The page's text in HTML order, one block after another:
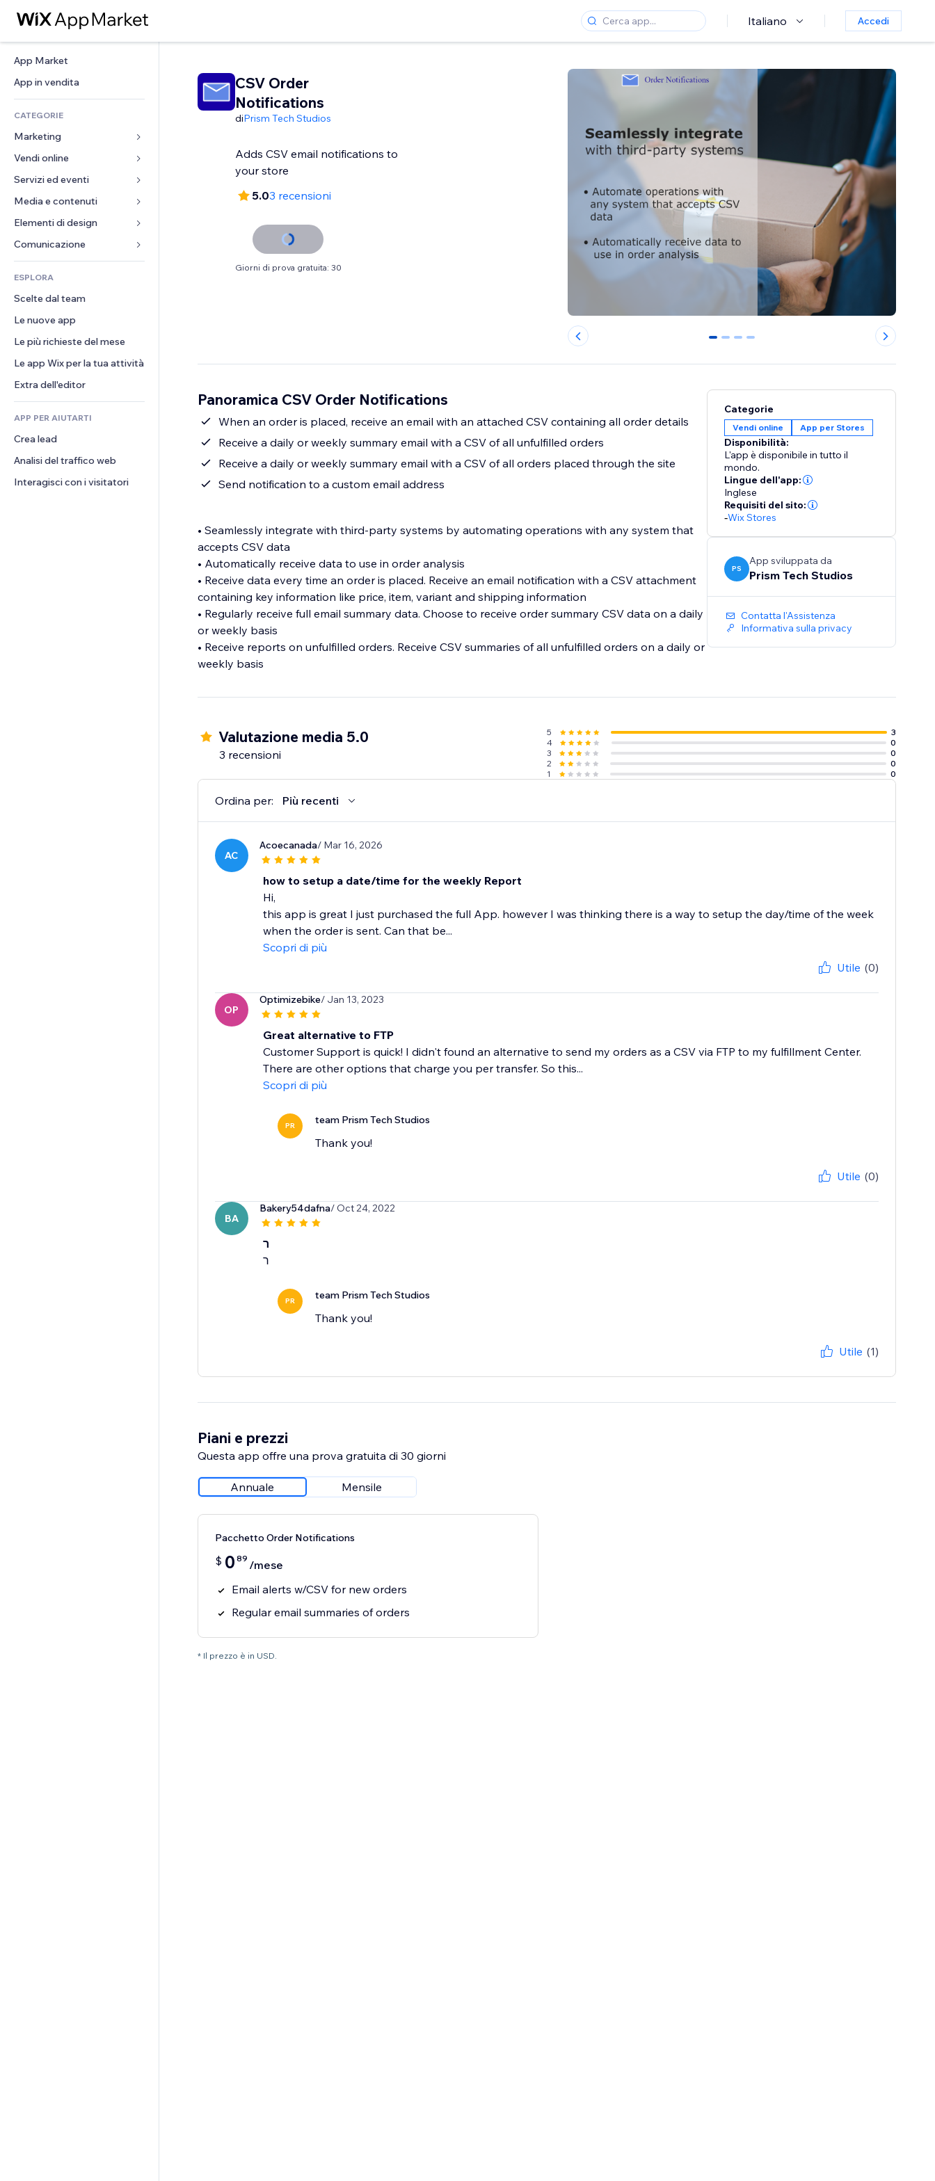
Italiano Accedi
App Market
App in vendita
CATEGORIE
Marketing
Inserzioni
Mobile
Dati analitici
Inserzioni sito
Email
Vendi online
App per Stores
Spedizione e consegna
Tasti Vendi
Amministrazione
Buoni e programmi fedeltà
Servizi ed eventi
Hotel
Eventi
Ristoranti
Immobiliare
Prenotazioni
Media e contenuti
Galleria
Musica
Podcast
Fotografia
Video
PDF
Condivisione file
Elementi di design
Mappe e navigazione
Privacy e sicurezza
Orologio
Template per pagine
Effetti immagine
Tasti e menu
Banner e badge
Calcolatrici
Cerca
Meteo
Grafici e tabelle
Moduli
Sondaggi
Chat
Commenti
Telefono
Community
Recensioni e testimonial
CRM
ESPLORA
Scelte dal team
Le nuove app
Le più richieste del mese
Le app Wix per la tua attività
Extra dell'editor
APP PER AIUTARTI
Crea lead
Analisi del traffico web
Interagisci con i visitatori
CSV Order
Notifications
diPrism Tech Studios
Adds CSV email notifications to
your store
5.03 recensioni
Giorni di prova gratuita: 30
0 1 2 3
Panoramica CSV Order Notifications
When an order is placed, receive an email with an attached CSV containing all order details
Receive a daily or weekly summary email with a CSV of all unfulfilled orders
Receive a daily or weekly summary email with a CSV of all orders placed through the site
Send notification to a custom email address
• Seamlessly integrate with third-party systems by automating operations with any system that
accepts CSV data
• Automatically receive data to use in order analysis
• Receive data every time an order is placed. Receive an email notification with a CSV attachment
containing key information like price, item, variant and shipping information
• Regularly receive full email summary data. Choose to receive order summary CSV data on a daily
or weekly basis
• Receive reports on unfulfilled orders. Receive CSV summaries of all unfulfilled orders on a daily or
weekly basis
Categorie
Vendi online App per Stores
Disponibilità:
L'app è disponibile in tutto il
mondo.
Lingue dell'app:
Inglese
Requisiti del sito:
-Wix Stores
PS
App sviluppata da
Prism Tech Studios
Contatta l'Assistenza
Informativa sulla privacy
Valutazione media 5.0
3 recensioni
5
3
4
0
3
0
2
0
1
0
Ordina per: Più recenti
AC
Acoecanada/ Mar 16, 2026
how to setup a date/time for the weekly Report
Hi,
this app is great I just purchased the full App. however I was thinking there is a way to setup the day/time of the week
when the order is sent. Can that be...
Scopri di più
Utile (0)
OP
Optimizebike/ Jan 13, 2023
Great alternative to FTP
Customer Support is quick! I didn't found an alternative to send my orders as a CSV via FTP to my fulfillment Center.
There are other options that charge you per transfer. So this...
Scopri di più
PR team Prism Tech Studios
Thank you!
Utile (0)
BA
Bakery54dafna/ Oct 24, 2022
ר
ר
PR team Prism Tech Studios
Thank you!
Utile (1)
Piani e prezzi
Questa app offre una prova gratuita di 30 giorni
Annuale Mensile
Pacchetto Order Notifications
$ 0 89 /mese
Email alerts w/CSV for new orders
Regular email summaries of orders
* Il prezzo è in USD.